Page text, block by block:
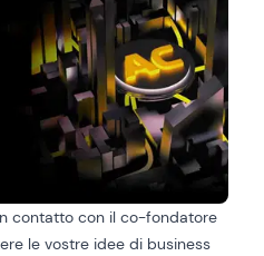
contatto con il co-fondatore
le vostre idee di business